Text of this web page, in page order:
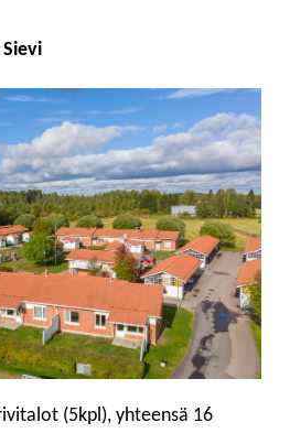
Sievi
(5kpl), yhteensä 16